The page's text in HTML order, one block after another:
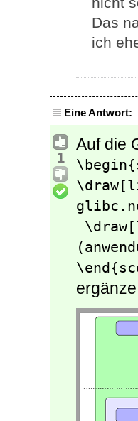
Das
ich
Eine Antwort:
1
Auf die